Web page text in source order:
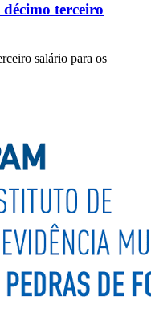
terceiro
salário para os